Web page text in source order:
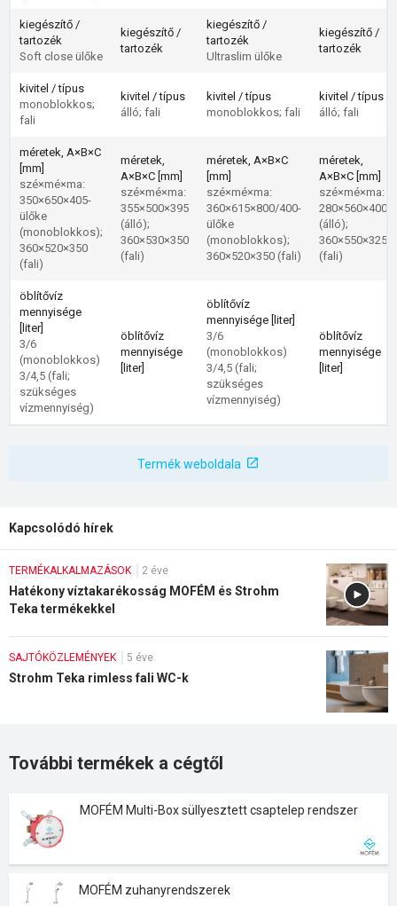
kiegészítő /
tartozék
Soft close ülőke
kiegészítő /
tartozék
kiegészítő /
tartozék
Ultraslim ülőke
kiegészítő /
tartozék
kivitel / típus
monoblokkos;
fali
kivitel / típus
álló; fali
kivitel / típus
monoblokkos; fali
kivitel / típus
álló; fali
méretek, A×B×C
[mm]
szé×mé×ma:
350×650×405-
ülőke
(monoblokkos);
360×520×350
(fali)
méretek,
A×B×C [mm]
szé×mé×ma:
355×500×395
(álló);
360×530×350
(fali)
méretek, A×B×C
[mm]
szé×mé×ma:
360×615×800/400-
ülőke
(monoblokkos);
360×520×350 (fali)
méretek,
A×B×C [mm]
szé×mé×ma:
280×560×400
(álló);
360×550×325
(fali)
öblítővíz
mennyisége
[liter]
3/6
(monoblokkos)
3/4,5 (fali;
szükséges
vízmennyiség)
öblítővíz
mennyisége
[liter]
öblítővíz
mennyisége [liter]
3/6
(monoblokkos)
3/4,5 (fali;
szükséges
vízmennyiség)
öblítővíz
mennyisége
[liter]
Termék weboldala
Kapcsolódó hírek
TERMÉKALKALMAZÁSOK 2 éve
Hatékony víztakarékosság MOFÉM és Strohm
Teka termékekkel
SAJTÓKÖZLEMÉNYEK 5 éve
Strohm Teka rimless fali WC-k
További termékek a cégtől
MOFÉM Multi-Box süllyesztett csaptelep rendszer
MOFÉM zuhanyrendszerek